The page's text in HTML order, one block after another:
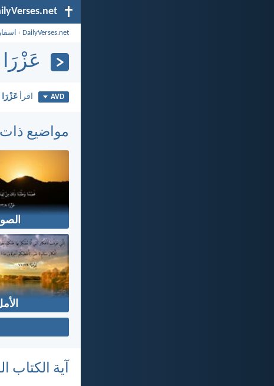
DailyVerses.net
›
عَزْرَا ٩
AVD اقرأعَزْرَا ٩
مواضيع
آية الكتاب